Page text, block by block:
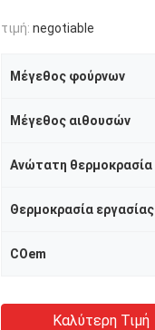
τιμή: negotiable
Μέγεθος φούρνων
Μέγεθος αιθουσών
Ανώτατη θερμοκρασία
Θερμοκρασία εργασίας
COem
Καλύτερη Τιμή